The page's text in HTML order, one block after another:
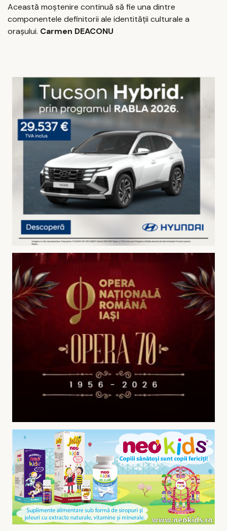
Această moștenire continuă să fie una dintre
componentele definitorii ale identității culturale a
orașului. Carmen DEACONU